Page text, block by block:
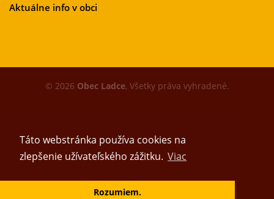
Táto webstránka používa cookies na
zlepšenie užívateľského zážitku. Viac
Rozumiem.
Aktuálne info v obci
© 2026 Obec Ladce, Všetky práva vyhradené.
Vytvoril tím